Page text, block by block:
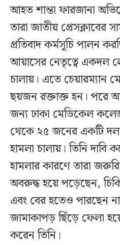
আহত শান্তা ফারজানা
তারা জাতীয় প্রেসক্লাবের
প্রতিবাদ কর্মসূচি পালন
আয়াসের নেতৃত্বে একদল
চালায়। এতে চেয়ারম্যান
ছয়জন রক্তাক্ত হন। পরে
জন্য ঢাকা মেডিকেল
থেকে ২৫ জনের একটি
হামলা চালায়। তিনি
হামলার কারণে তারা
অবরুদ্ধ হয়ে পড়েছেন,
এবং বের হতেও পারছেন
জামাকাপড় ছিঁড়ে ফেলা
করেন তিনি।